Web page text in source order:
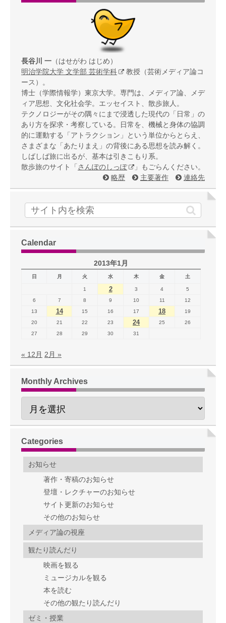
長谷川 一 （はせがわ はじめ）
明治学院大学 文学部 芸術学科
教授（芸術メディア論コ
ース）。
博士（学際情報学）東京大学。専門は、メディア論、メデ
ィア思想、文化社会学。エッセイスト、散歩旅人。
テクノロジーがその隅々にまで浸透した現代の「日常」の
あり方を探求・考察している。日常を、機械と身体の協調
的に運動する「アトラクション」という単位からとらえ、
さまざまな「あたりまえ」の背後にある思想を読み解く。
しばしば旅に出るが、基本は引きこもり系。
散歩旅のサイト「 さんぽのしっぽ
」もごらんください。
略歴
主要著作 連絡先
Calendar
2013年1月
日 月 火 水 木 金 土
1 2 3 4
5
6
7 8 9 10 11
12
13
14 15 16 17 18
19
20
21 22 23 24 25
26
27
28 29 30 31
« 12月 2月 »
Monthly Archives
Categories
お知らせ
著作・寄稿のお知らせ
登壇・レクチャーのお知らせ
サイト更新のお知らせ
その他のお知らせ
メディア論の視座
観たり読んだり
映画を観る
ミュージカルを観る
本を読む
その他の観たり読んだり
ゼミ・授業